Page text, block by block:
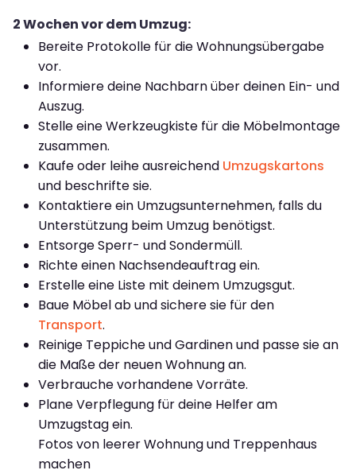
2 Wochen vor dem Umzug:
Bereite Protokolle für die Wohnungsübergabe
vor.
Informiere deine Nachbarn über deinen Ein- und
Auszug.
Stelle eine Werkzeugkiste für die Möbelmontage
zusammen.
Kaufe oder leihe ausreichend Umzugskartons
und beschrifte sie.
Kontaktiere ein Umzugsunternehmen, falls du
Unterstützung beim Umzug benötigst.
Entsorge Sperr- und Sondermüll.
Richte einen Nachsendeauftrag ein.
Erstelle eine Liste mit deinem Umzugsgut.
Baue Möbel ab und sichere sie für den
Transport.
Reinige Teppiche und Gardinen und passe sie an
die Maße der neuen Wohnung an.
Verbrauche vorhandene Vorräte.
Plane Verpflegung für deine Helfer am
Umzugstag ein.
Fotos von leerer Wohnung und Treppenhaus
machen